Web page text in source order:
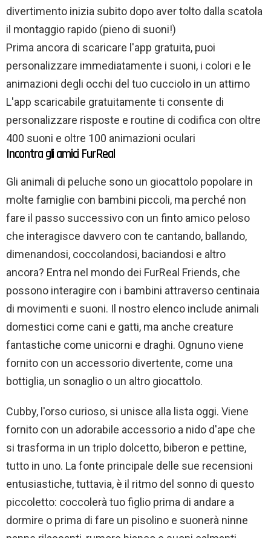
divertimento inizia subito dopo aver tolto dalla scatola
il montaggio rapido (pieno di suoni!)
Prima ancora di scaricare l'app gratuita, puoi
personalizzare immediatamente i suoni, i colori e le
animazioni degli occhi del tuo cucciolo in un attimo
L'app scaricabile gratuitamente ti consente di
personalizzare risposte e routine di codifica con oltre
400 suoni e oltre 100 animazioni oculari
Incontra gli amici FurReal
Gli animali di peluche sono un giocattolo popolare in
molte famiglie con bambini piccoli, ma perché non
fare il passo successivo con un finto amico peloso
che interagisce davvero con te cantando, ballando,
dimenandosi, coccolandosi, baciandosi e altro
ancora? Entra nel mondo dei FurReal Friends, che
possono interagire con i bambini attraverso centinaia
di movimenti e suoni. Il nostro elenco include animali
domestici come cani e gatti, ma anche creature
fantastiche come unicorni e draghi. Ognuno viene
fornito con un accessorio divertente, come una
bottiglia, un sonaglio o un altro giocattolo.
Cubby, l'orso curioso, si unisce alla lista oggi. Viene
fornito con un adorabile accessorio a nido d'ape che
si trasforma in un triplo dolcetto, biberon e pettine,
tutto in uno. La fonte principale delle sue recensioni
entusiastiche, tuttavia, è il ritmo del sonno di questo
piccoletto: coccolerà tuo figlio prima di andare a
dormire o prima di fare un pisolino e suonerà ninne